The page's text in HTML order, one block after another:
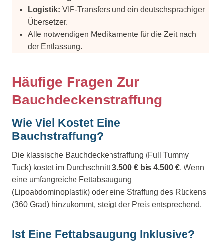
Logistik: VIP-Transfers und ein deutschsprachiger
Übersetzer.
Alle notwendigen Medikamente für die Zeit nach
der Entlassung.
Häufige Fragen Zur
Bauchdeckenstraffung
Wie Viel Kostet Eine
Bauchstraffung?
Die klassische Bauchdeckenstraffung (Full Tummy
Tuck) kostet im Durchschnitt3.500 € bis 4.500 €. Wenn
eine umfangreiche Fettabsaugung
(Lipoabdominoplastik) oder eine Straffung des Rückens
(360 Grad) hinzukommt, steigt der Preis entsprechend.
Ist Eine Fettabsaugung Inklusive?